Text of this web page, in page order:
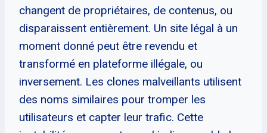
changent de propriétaires, de contenus, ou
disparaissent entièrement. Un site légal à un
moment donné peut être revendu et
transformé en plateforme illégale, ou
inversement. Les clones malveillants utilisent
des noms similaires pour tromper les
utilisateurs et capter leur trafic. Cette